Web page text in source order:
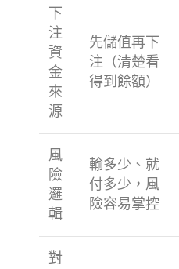
下
注
資
金
來
源
先儲值再下
注（清楚看
得到餘額）
風
險
邏
輯
輸多少、就
付多少，風
險容易掌控
對